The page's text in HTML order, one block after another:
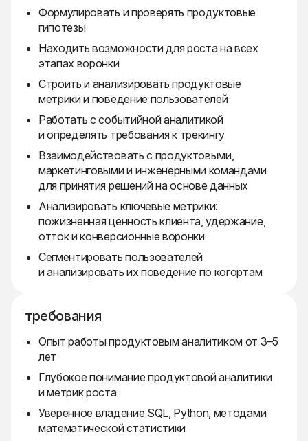
Формулировать и проверять продуктовые
гипотезы
Находить возможности для роста на всех
этапах воронки
Строить и анализировать продуктовые
метрики и поведение пользователей
Работать с событийной аналитикой
и определять требования к трекингу
Взаимодействовать с продуктовыми,
маркетинговыми и инженерными командами
для принятия решений на основе данных
Анализировать ключевые метрики:
пожизненная ценность клиента, удержание,
отток и конверсионные воронки
Сегментировать пользователей
и анализировать их поведение по когортам
требования
Опыт работы продуктовым аналитиком от 3–5
лет
Глубокое понимание продуктовой аналитики
и метрик роста
Уверенное владение SQL, Python, методами
математической статистики